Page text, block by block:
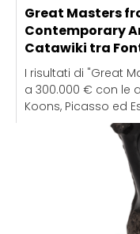
Great Masters
Contemporary
Catawiki tra
I risultati di "Great
a 300.000 € con le
Koons, Picasso ed